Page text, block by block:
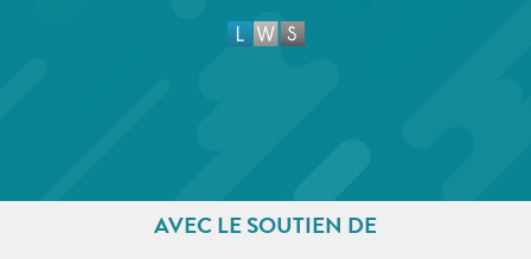
AVEC LE SOUTIEN DE